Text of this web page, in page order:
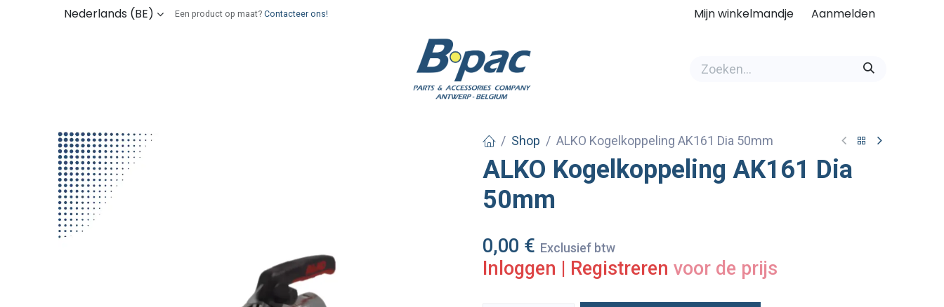
Overslaan naar inhoudNederlands (BE) Een product op maat? Contacteer ons! Mijn winkelmandje Aanmelden
Shop ALKO Kogelkoppeling AK161 Dia 50mm
ALKO Kogelkoppeling AK161 Dia
50mm
0,00 € Exclusief btw
Inloggen | Registreren voor de prijs